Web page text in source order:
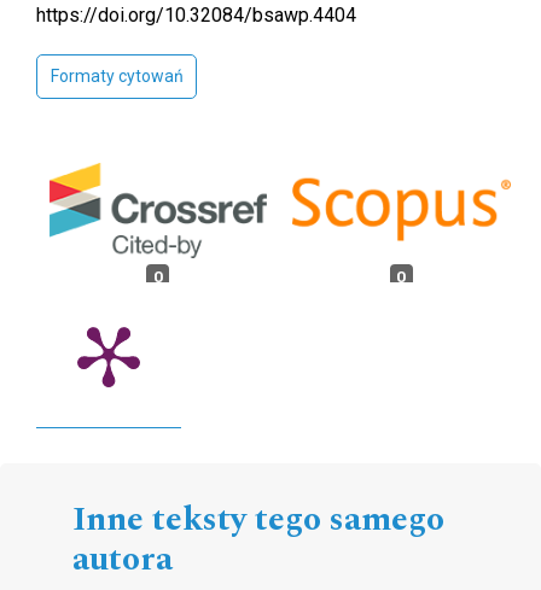
https://doi.org/10.32084/bsawp.4404
Formaty cytowań
0 0
Inne teksty tego samego
autora